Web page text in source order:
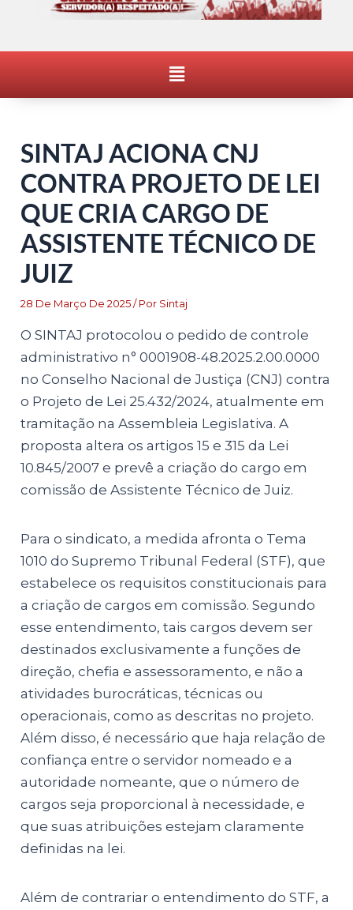
Menu
SINTAJ ACIONA CNJ
CONTRA PROJETO DE LEI
QUE CRIA CARGO DE
ASSISTENTE TÉCNICO DE
JUIZ
28 De Março De 2025/ Por Sintaj
O SINTAJ protocolou o pedido de controle
administrativo n° 0001908-48.2025.2.00.0000
no Conselho Nacional de Justiça (CNJ) contra
o Projeto de Lei 25.432/2024, atualmente em
tramitação na Assembleia Legislativa. A
proposta altera os artigos 15 e 315 da Lei
10.845/2007 e prevê a criação do cargo em
comissão de Assistente Técnico de Juiz.
Para o sindicato, a medida afronta o Tema
1010 do Supremo Tribunal Federal (STF), que
estabelece os requisitos constitucionais para
a criação de cargos em comissão. Segundo
esse entendimento, tais cargos devem ser
destinados exclusivamente a funções de
direção, chefia e assessoramento, e não a
atividades burocráticas, técnicas ou
operacionais, como as descritas no projeto.
Além disso, é necessário que haja relação de
confiança entre o servidor nomeado e a
autoridade nomeante, que o número de
cargos seja proporcional à necessidade, e
que suas atribuições estejam claramente
definidas na lei.
Além de contrariar o entendimento do STF, a